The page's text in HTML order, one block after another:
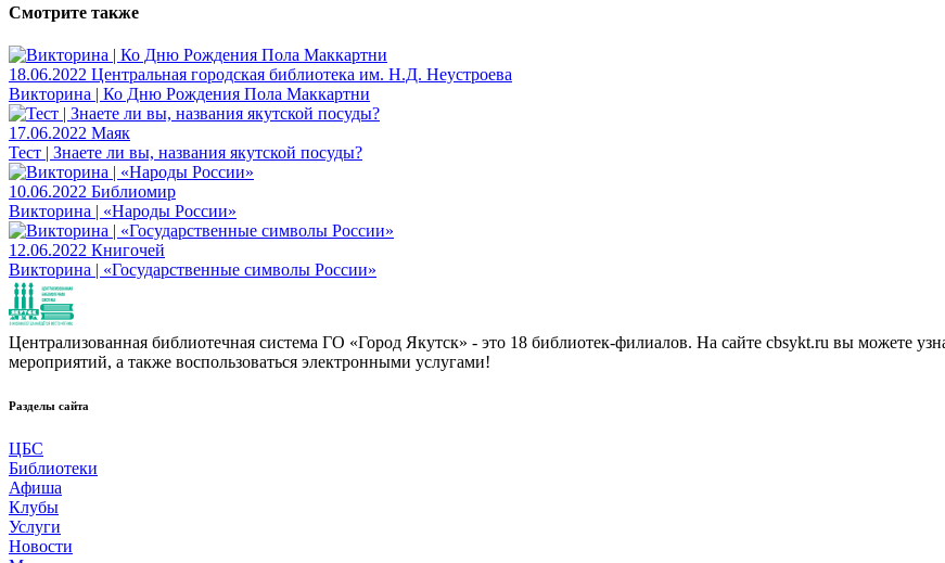
Смотрите также
18.06.2022 Центральная городская библиотека им. Н.Д. Неустроева
Викторина | Ко Дню Рождения Пола Маккартни
17.06.2022 Маяк
Тест | Знаете ли вы, названия якутской посуды?
10.06.2022 Библиомир
Викторина | «Народы России»
12.06.2022 Книгочей
Викторина | «Государственные символы России»
Централизованная библиотечная система ГО «Город Якутск» - это 18 библиотек-филиалов. На сайте cbsykt.ru вы можете
мероприятий, а также воспользоваться электронными услугами!
Разделы сайта
ЦБС
Библиотеки
Афиша
Клубы
Услуги
Новости